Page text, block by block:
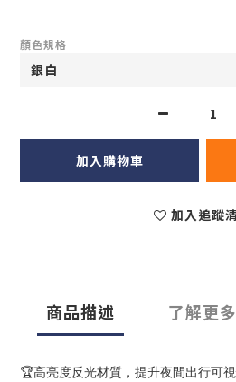
顏色規格
加入購物車
加入追蹤
商品描述 了解更多
🏆高亮度反光材質，提升夜間出行可